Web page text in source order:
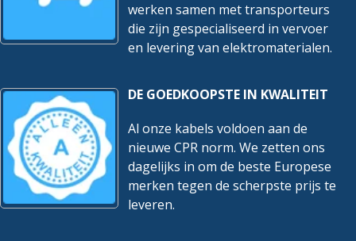
werken samen met transporteurs
die zijn gespecialiseerd in vervoer
en levering van elektromaterialen.
DE GOEDKOOPSTE IN KWALITEIT
Al onze kabels voldoen aan de
nieuwe CPR norm. We zetten ons
dagelijks in om de beste Europese
merken tegen de scherpste prijs te
leveren.